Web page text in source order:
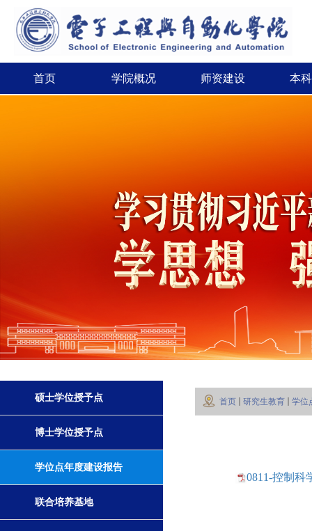
首页 学院概况 师资建设 本
硕士学位授予点
博士学位授予点
学位点年度建设报告
联合培养基地
首页 研究生教育 学位
0811-控制科